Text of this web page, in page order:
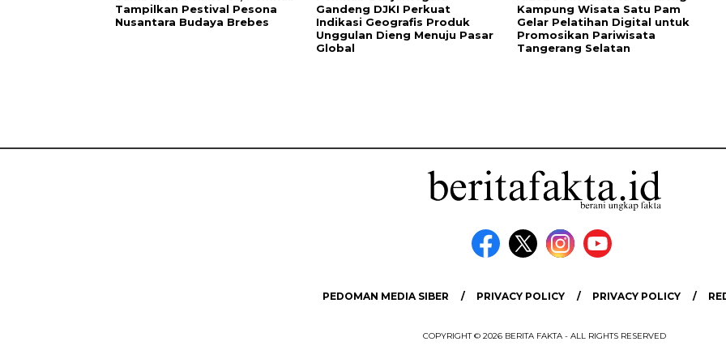
Tampilkan Pestival Pesona
Nusantara Budaya Brebes
Gandeng DJKI Perkuat
Indikasi Geografis Produk
Unggulan Dieng Menuju Pasar
Global
Kampung Wisata Satu Pam
Gelar Pelatihan Digital untuk
Promosikan Pariwisata
Tangerang Selatan
PEDOMAN MEDIA SIBER PRIVACY POLICY PRIVACY POLICY
COPYRIGHT © 2026 BERITA FAKTA - ALL RIGHTS RESERVED